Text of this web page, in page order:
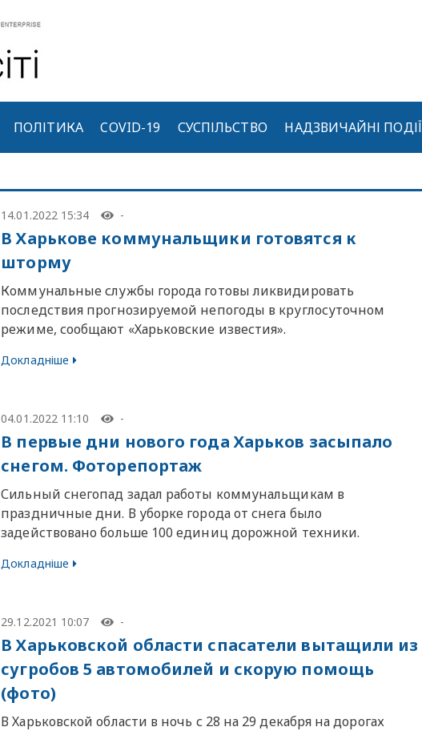
ПОЛІТИКА COVID-19 СУСПІЛЬСТВО НАДЗВИЧАЙНІ ПОДІЇ
14.01.2022 15:34 -
В Харькове коммунальщики готовятся к
шторму
Коммунальные службы города готовы ликвидировать
последствия прогнозируемой непогоды в круглосуточном
режиме, сообщают «Харьковские известия».
Докладніше
04.01.2022 11:10 -
В первые дни нового года Харьков засыпало
снегом. Фоторепортаж
Сильный снегопад задал работы коммунальщикам в
праздничные дни. В уборке города от снега было
задействовано больше 100 единиц дорожной техники.
Докладніше
29.12.2021 10:07 -
В Харьковской области спасатели вытащили из
сугробов 5 автомобилей и скорую помощь
(фото)
В Харьковской области в ночь с 28 на 29 декабря на дорогах